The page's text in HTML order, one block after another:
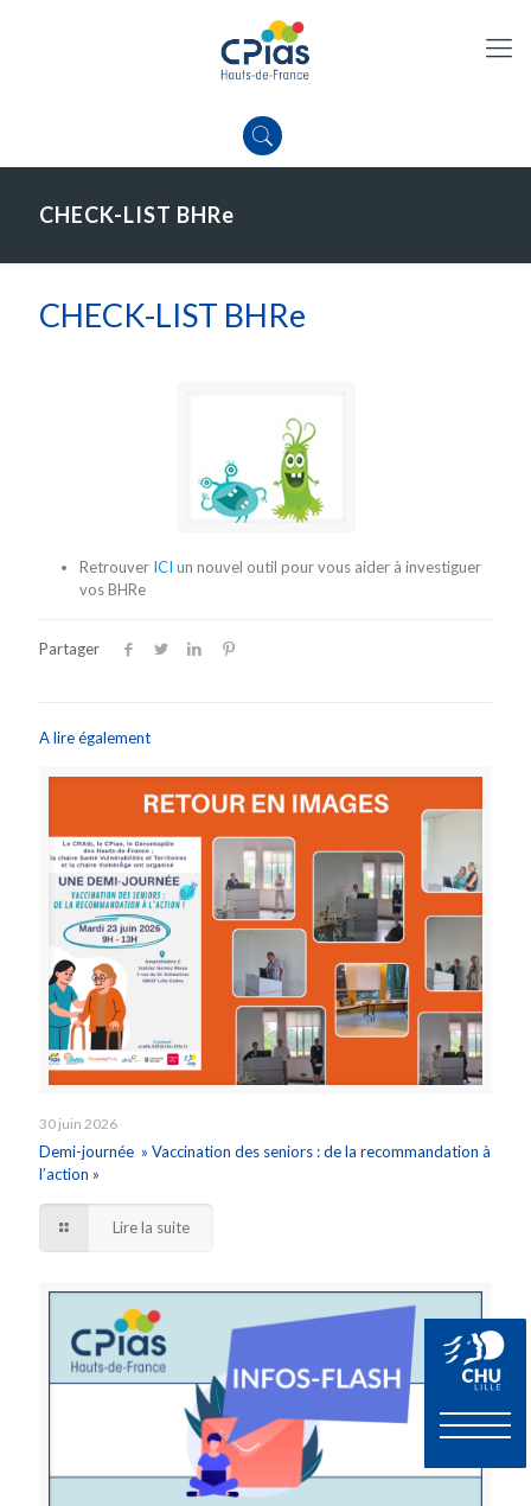
CHECK-LIST BHRe
CHECK-LIST BHRe
RetrouverICI un nouvel outil pour vous aider à investiguer
vosBHRe
Partager
A lire également
30 juin 2026
Demi-journée » Vaccination des seniors : de la recommandation à
l’action »
Lire la suite